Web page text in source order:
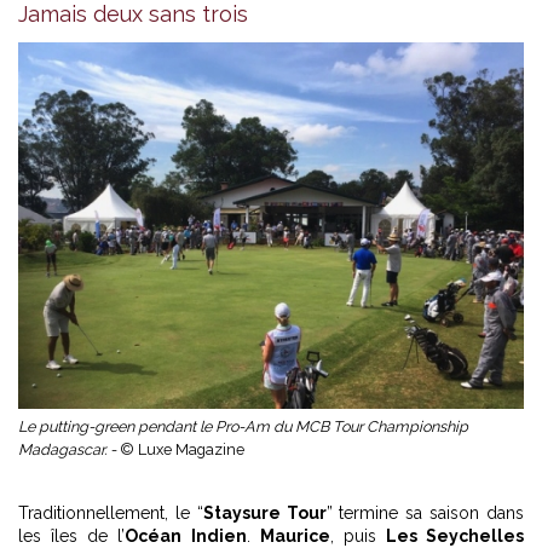
Jamais deux sans trois
Le putting-green pendant le Pro-Am du MCB Tour Championship
Madagascar. - © Luxe Magazine
Traditionnellement, le “Staysure Tour” termine sa saison dans
les îles de l’Océan Indien Maurice , puis
Les Seychelles